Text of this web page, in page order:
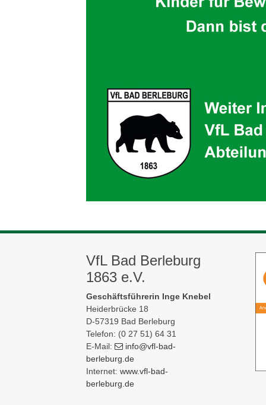
VfL Bad Berleburg
1863 e.V.
Geschäftsführerin Inge Knebel
Heiderbrücke 18
D-57319 Bad Berleburg
Telefon: (0 27 51) 64 31
E-Mail:
info@vfl-bad-
berleburg .de
Internet: www.vfl-bad-
berleburg.de